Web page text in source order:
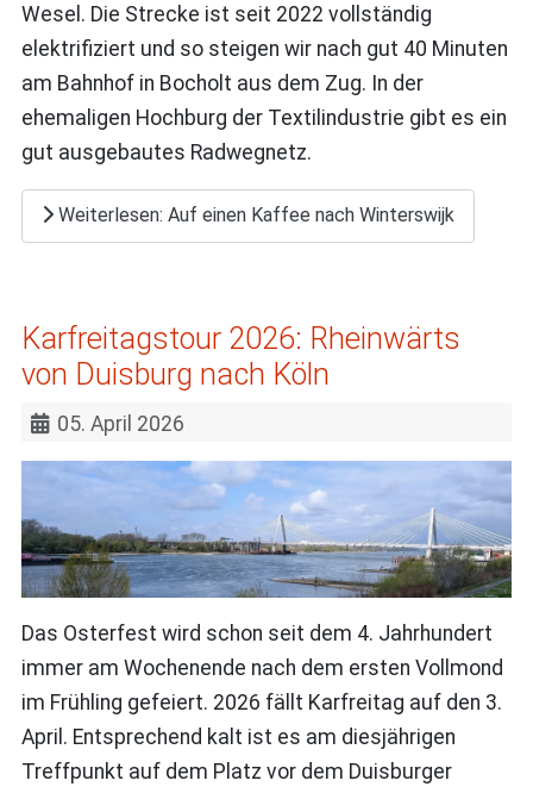
Wesel. Die Strecke ist seit 2022 vollständig
elektrifiziert und so steigen wir nach gut 40 Minuten
am Bahnhof in Bocholt aus dem Zug. In der
ehemaligen Hochburg der Textilindustrie gibt es ein
gut ausgebautes Radwegnetz.
Weiterlesen: Auf einen Kaffee nach Winterswijk
Karfreitagstour 2026: Rheinwärts
von Duisburg nach Köln
05. April 2026
Das Osterfest wird schon seit dem 4. Jahrhundert
immer am Wochenende nach dem ersten Vollmond
im Frühling gefeiert. 2026 fällt Karfreitag auf den 3.
April. Entsprechend kalt ist es am diesjährigen
Treffpunkt auf dem Platz vor dem Duisburger